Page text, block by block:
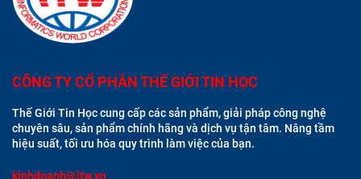
CÔNG TY CỔ PHẦN THẾ GIỚI TIN HỌC
Thế Giới Tin Học cung cấp các sản phẩm, giải pháp công nghệ
chuyên sâu, sản phẩm chính hãng và dịch vụ tận tâm. Nâng tầm
hiệu suất, tối ưu hóa quy trình làm việc của bạn.
kinhdoanh@itw.vn